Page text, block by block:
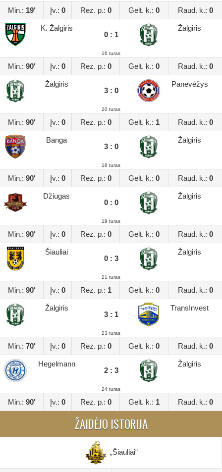
Min.: 19' Įv.: 0 Rez. p.: 0 Gelt. k.: 0 Raud. k.: 0
K. Žalgiris
0 : 1
Žalgiris
16 turas
Min.: 90' Įv.: 0 Rez. p.: 0 Gelt. k.: 0 Raud. k.: 0
Žalgiris
3 : 0
Panevėžys
20 turas
Min.: 90' Įv.: 0 Rez. p.: 0 Gelt. k.: 1 Raud. k.: 0
Banga
3 : 0
Žalgiris
18 turas
Min.: 90' Įv.: 0 Rez. p.: 0 Gelt. k.: 0 Raud. k.: 0
Džiugas
0 : 0
Žalgiris
19 turas
Min.: 90' Įv.: 0 Rez. p.: 0 Gelt. k.: 0 Raud. k.: 0
Šiauliai
0 : 3
Žalgiris
21 turas
Min.: 90' Įv.: 0 Rez. p.: 1 Gelt. k.: 0 Raud. k.: 0
Žalgiris
3 : 1
TransInvest
23 turas
Min.: 70' Įv.: 0 Rez. p.: 0 Gelt. k.: 0 Raud. k.: 0
Hegelmann
2 : 3
Žalgiris
24 turas
Min.: 90' Įv.: 0 Rez. p.: 0 Gelt. k.: 1 Raud. k.: 0
ŽAIDĖJO ISTORIJA
„Šiauliai“